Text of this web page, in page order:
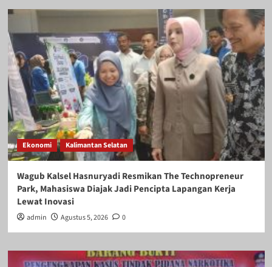
Ekonomi Kalimantan Selatan
Wagub Kalsel Hasnuryadi Resmikan The Technopreneur
Park, Mahasiswa Diajak Jadi Pencipta Lapangan Kerja
Lewat Inovasi
admin Agustus 5, 2026 0